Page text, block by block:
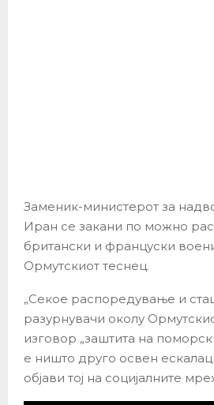
Заменик-министерот за
Иран се закани по можно
британски и француски
Ормутскиот теснец.
„Секое распоредување и
разурнувачи околу
изговор „заштита на
е ништо друго освен
објави тој на социјалните